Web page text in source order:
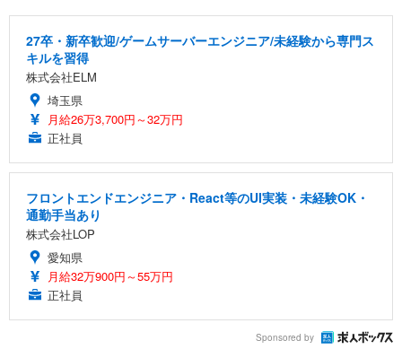
27卒・新卒歓迎/ゲームサーバーエンジニア/未経験から専門ス
キルを習得
株式会社ELM
埼玉県
月給26万3,700円～32万円
正社員
フロントエンドエンジニア・React等のUI実装・未経験OK・
通勤手当あり
株式会社LOP
愛知県
月給32万900円～55万円
正社員
Sponsored by